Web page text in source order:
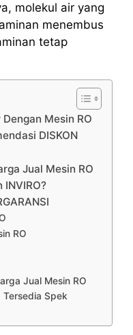
molekul air yang
menembus
tetap
Mesin RO
DISKON
Jual Mesin RO
RO
Jual Mesin RO
Tersedia Spek